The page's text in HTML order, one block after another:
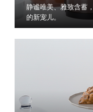
静谧唯美、雅致含蓄
的新宠儿。